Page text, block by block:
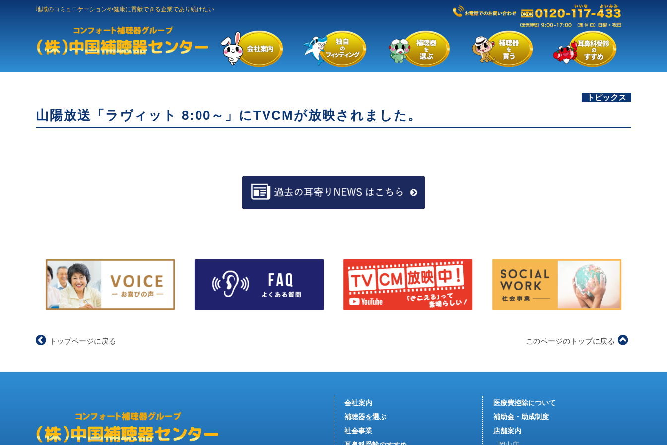
地域のコミュニケーションや健康に貢献できる企業であり続けたい
トピックス
山陽放送「ラヴィット 8:00～」にTVCMが放映されました。
トップページに戻る このページのトップに戻る
会社案内
補聴器を選ぶ
社会事業
医療費控除について
補助金・助成制度
店舗案内